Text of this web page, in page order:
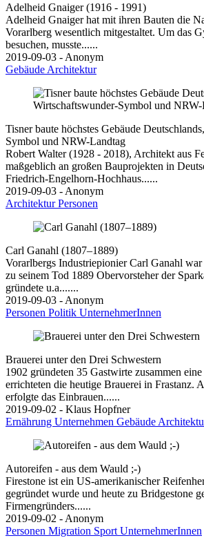
Adelheid Gnaiger (1916 - 1991)
Adelheid Gnaiger hat mit ihren Bauten die
Vorarlberg wesentlich mitgestaltet. Um das
besuchen, musste......
2019-09-03 - Anonym
Gebäude Architektur
Tisner baute höchstes Gebäude
Symbol und NRW-Landtag
Robert Walter (1928 - 2018), Architekt aus
maßgeblich an großen Bauprojekten in
Friedrich-Engelhorn-Hochhaus......
2019-09-03 - Anonym
ArchitekturPersonen
Carl Ganahl (1807–1889)
Vorarlbergs Industriepionier Carl Ganahl
zu seinem Tod 1889 Obervorsteher der
gründete u.a.......
2019-09-03 - Anonym
Personen Politik UnternehmerInnen
Brauerei unter den Drei Schwestern
1902 gründeten 35 Gastwirte zusammen
errichteten die heutige Brauerei in Frastanz.
erfolgte das Einbrauen......
2019-09-02 - Klaus Hopfner
Ernährung Unternehmen Gebäude
Autoreifen - aus dem Wauld ;-)
Firestone ist ein US-amerikanischer
gegründet wurde und heute zu Bridgestone
Firmengründers......
2019-09-02 - Anonym
Personen Migration Sport UnternehmerInnen